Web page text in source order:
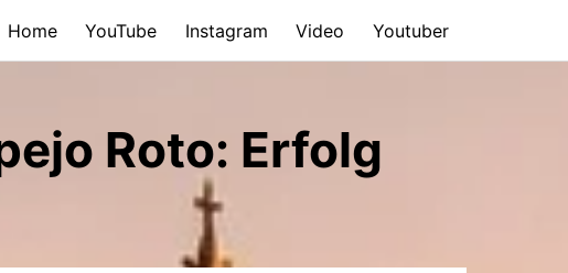
Home YouTube Instagram Video Youtuber
Roto: Erfolg